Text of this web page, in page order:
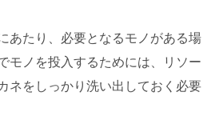
あたり、必要となるモノがある場
モノを投入するためには、リソー
ネをしっかり洗い出しておく必要